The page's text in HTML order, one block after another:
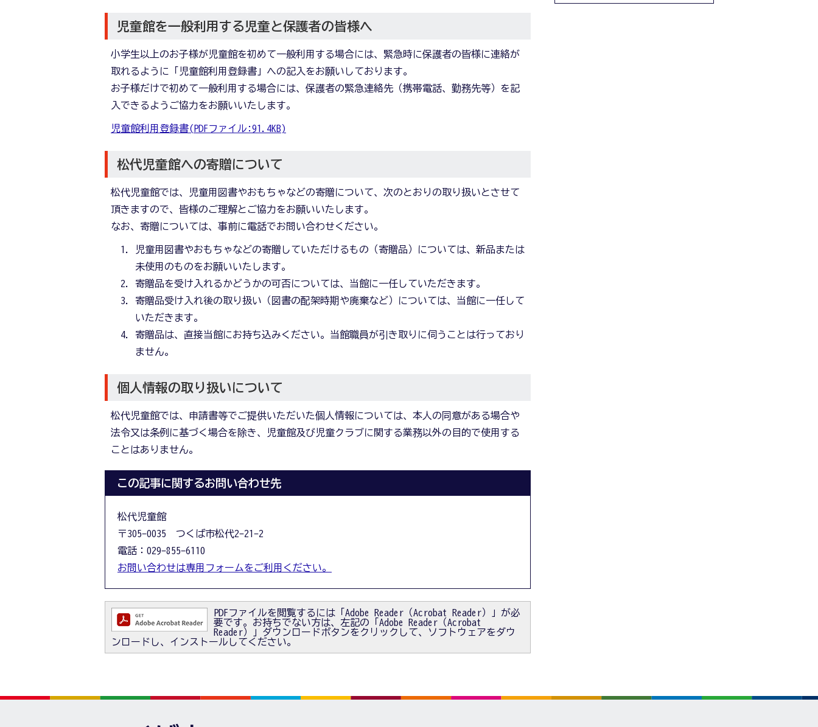
児童館を一般利用する児童と保護者の皆様へ
小学生以上のお子様が児童館を初めて一般利用する場合には、緊急時に保護者の皆様に連絡が
取れるように「児童館利用登録書」への記入をお願いしております。
お子様だけで初めて一般利用する場合には、保護者の緊急連絡先（携帯電話、勤務先等）を記
入できるようご協力をお願いいたします。
児童館利用登録書(PDFファイル:91.4KB)
松代児童館への寄贈について
松代児童館では、児童用図書やおもちゃなどの寄贈について、次のとおりの取り扱いとさせて
頂きますので、皆様のご理解とご協力をお願いいたします。
なお、寄贈については、事前に電話でお問い合わせください。
児童用図書やおもちゃなどの寄贈していただけるもの（寄贈品）については、新品または
未使用のものをお願いいたします。
寄贈品を受け入れるかどうかの可否については、当館に一任していただきます。
寄贈品受け入れ後の取り扱い（図書の配架時期や廃棄など）については、当館に一任して
いただきます。
寄贈品は、直接当館にお持ち込みください。当館職員が引き取りに伺うことは行っており
ません。
個人情報の取り扱いについて
松代児童館では、申請書等でご提供いただいた個人情報については、本人の同意がある場合や
法令又は条例に基づく場合を除き、児童館及び児童クラブに関する業務以外の目的で使用する
ことはありません。
この記事に関するお問い合わせ先
松代児童館
〒305-0035 つくば市松代2-21-2
電話：029-855-6110
お問い合わせは専用フォームをご利用ください。
PDFファイルを閲覧するには「Adobe Reader（Acrobat Reader）」が必
要です。お持ちでない方は、左記の「Adobe Reader（Acrobat
Reader）」ダウンロードボタンをクリックして、ソフトウェアをダウ
ンロードし、インストールしてください。